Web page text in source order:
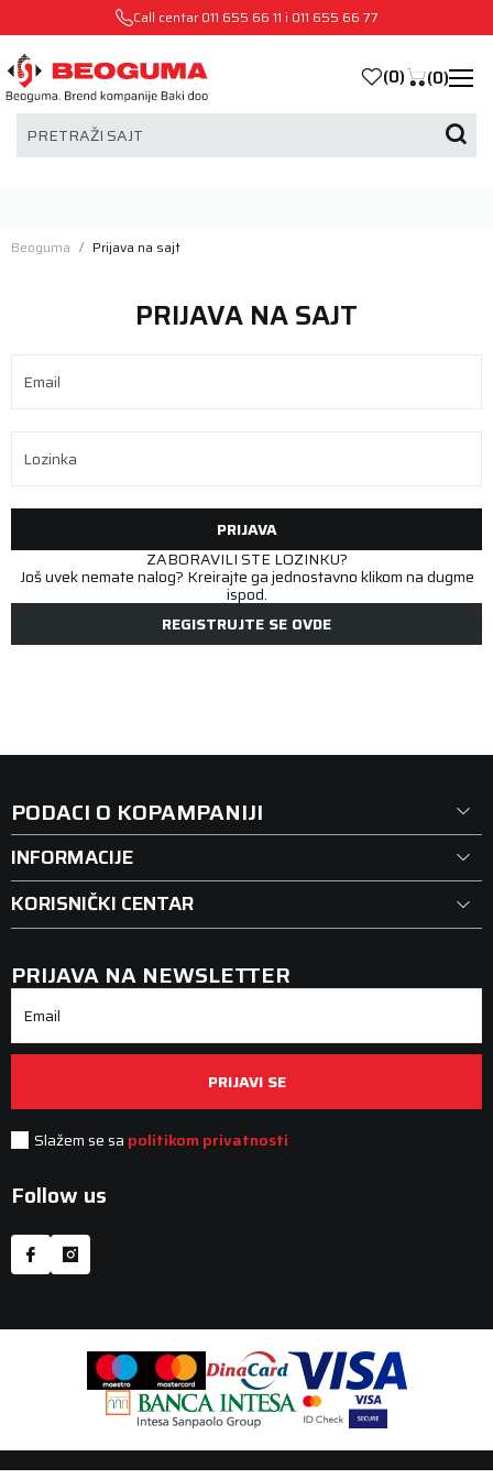
Call centar 011 655 66 11 i 011 655 66 77
PRETRAŽI SAJT
(0) (0)
Beoguma Prijava na sajt
PRIJAVA NA SAJT
Email
Lozinka
PRIJAVA
ZABORAVILI STE LOZINKU?
Još uvek nemate nalog? Kreirajte ga jednostavno klikom na dugme
ispod.
REGISTRUJTE SE OVDE
PODACI O KOPAMPANIJI
INFORMACIJE
KORISNIČKI CENTAR
PRIJAVA NA NEWSLETTER
Email
PRIJAVI SE
Slažem se sa politikom privatnosti
Follow us